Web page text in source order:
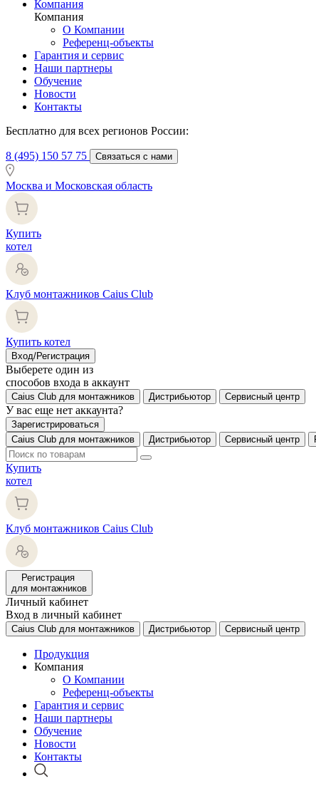
Компания
Компания
О Компании
Референц-объекты
Гарантия и сервис
Наши партнеры
Обучение
Новости
Контакты
Бесплатно для всех регионов России:
8 (495) 150 57 75 Связаться с нами
Москва и Московская область
Купить
котел
Клуб монтажников Caius Club
Купить котел
Вход/Регистрация
Выберете один из
способов входа в аккаунт
Caius Club для монтажников Дистрибьютор Сервисный центр
У вас еще нет аккаунта?
Зарегистрироваться
Caius Club для монтажников
Дистрибьютор Сервисный центр
Купить
котел
Клуб монтажников Caius Club
Регистрация
для монтажников
Личный кабинет
Вход в личный кабинет
Caius Club для монтажников Дистрибьютор Сервисный центр
Продукция
Компания
О Компании
Референц-объекты
Гарантия и сервис
Наши партнеры
Обучение
Новости
Контакты